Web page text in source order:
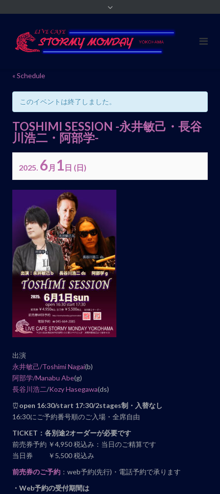
« Schedule
このイベントは終了しました。
TOSHIMI SESSION -永井敏己・長谷
川浩二・阿部学-
2025. 6 月 1日 (日)
イ
ナ
ビ
ゲ
ー
ン
出演
永井敏己/Toshimi Nagai(b)
阿部学/Manabu Abe(g)
長谷川浩二/Kozy Hasegawa(ds)
⏰open 16:30/start 17:30/2stages制・入替なし
16:30にご予約番号順のご入場・全席自由
TICKET：各別途2オーダーが必要です
前売券予約 ￥4,950 税込み：当日のご精算です
当日券 ￥5,500 税込み
前売券のご予約：web予約(先行)・電話予約で承ります
・Web予約の受付期間は